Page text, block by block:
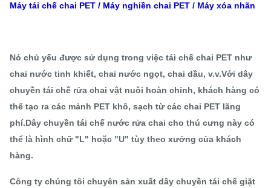
Máy tái chế chai PET / Máy nghiền chai PET / Máy xóa nhãn
Nó chủ yếu được sử dụng trong việc tái chế chai PET như
chai nước tinh khiết, chai nước ngọt, chai dầu, v.v.Với dây
chuyền tái chế rửa chai vật nuôi hoàn chỉnh, khách hàng có
thể tạo ra các mảnh PET khô, sạch từ các chai PET lãng
phí.Dây chuyền tái chế nước rửa chai cho thú cưng này có
thể là hình chữ "L" hoặc "U" tùy theo xưởng của khách
hàng.
Công ty chúng tôi chuyên sản xuất dây chuyền tái chế giặt